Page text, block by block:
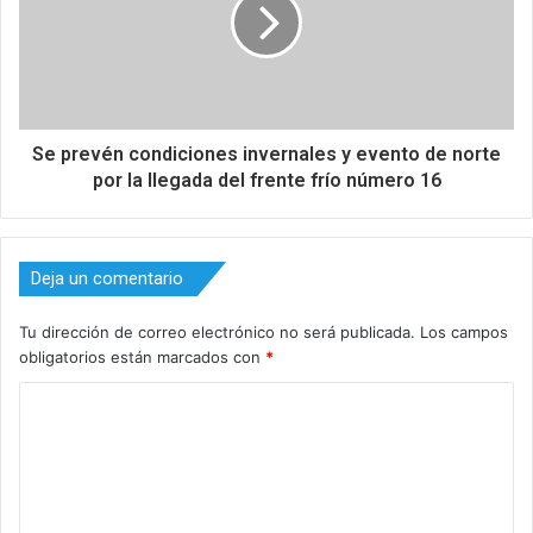
Se prevén condiciones invernales y evento de norte
por la llegada del frente frío número 16
Deja un comentario
Tu dirección de correo electrónico no será publicada. Los campos
obligatorios están marcados con *